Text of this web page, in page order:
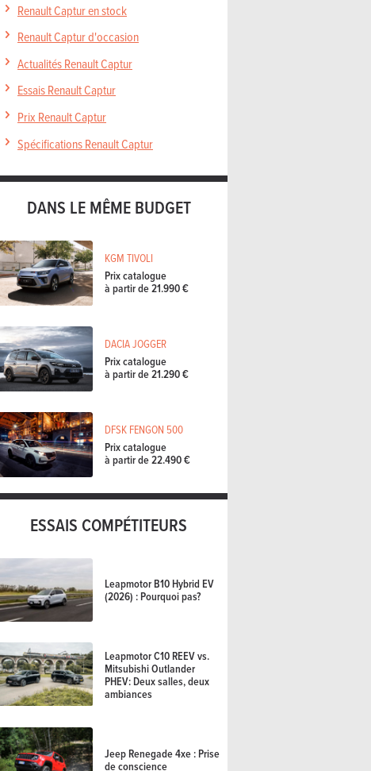
Renault Captur en stock
Renault Captur d'occasion
Actualités Renault Captur
Essais Renault Captur
Prix Renault Captur
Spécifications Renault Captur
DANS LE MÊME BUDGET
KGM TIVOLI
Prix catalogue
à partir de 21.990 €
DACIA JOGGER
Prix catalogue
à partir de 21.290 €
DFSK FENGON 500
Prix catalogue
à partir de 22.490 €
ESSAIS COMPÉTITEURS
Leapmotor B10 Hybrid EV
(2026) : Pourquoi pas?
Leapmotor C10 REEV vs.
Mitsubishi Outlander
PHEV: Deux salles, deux
ambiances
Jeep Renegade 4xe : Prise
de conscience